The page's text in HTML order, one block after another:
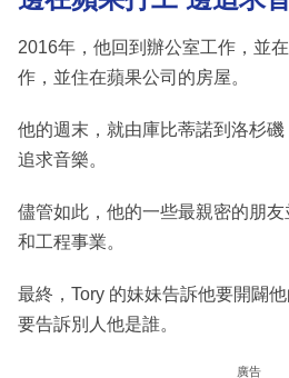
2016年，他回到辦公室工作，並
作，並住在蘋果公司的房屋。
他的週末，就由庫比蒂諾到洛杉
追求音樂。
儘管如此，他的一些最親密的朋
和工程事業。
最終，Tory 的妹妹告訴他要開闢
要告訴別人他是誰。
廣告